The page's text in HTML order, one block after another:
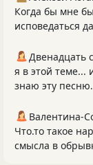
Когда бы мне
исповедаться
Двенадцать
я в этой теме...
знаю эту
Валентина-
Что.то такое
смысла в